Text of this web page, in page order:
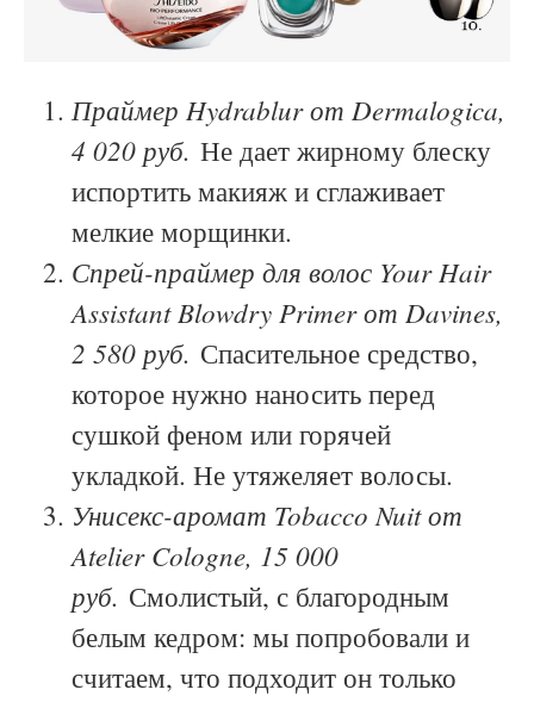
Праймер Hydrablur от Dermalogica,
4 020 руб. Не дает жирному блеску
испортить макияж и сглаживает
мелкие морщинки.
Спрей-праймер для волос Your Hair
Assistant Blowdry Primer от Davines,
2 580 руб. Спасительное средство,
которое нужно наносить перед
сушкой феном или горячей
укладкой. Не утяжеляет волосы.
Унисекс-аромат Tobacco Nuit от
Atelier Cologne, 15 000
руб. Смолистый, с благородным
белым кедром: мы попробовали и
считаем, что подходит он только